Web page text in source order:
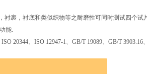
衬裹，衬底和类似织物等之耐磨性可同时测试四个试
能.
20344、ISO 12947-1、GB/T 19089、GB/T